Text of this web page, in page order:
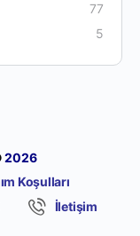
77
5
2026
Koşulları
İletişim